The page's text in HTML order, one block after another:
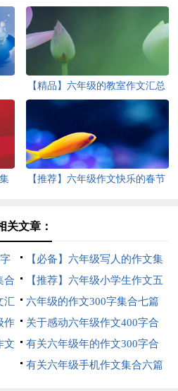
【精品】六年级的教室作文汇总
【推荐】六年级作文快乐的春节
关文章：
【必备】六年级写人的作文集
锦6篇
合
【推荐】六年级小学生作文五
篇
汇
六年级的作文300字集合七篇
作
关于感动六年级作文400字合
集5篇
文
有关六年级年的作文300字合
集9篇
有关六年级手机作文集合六篇